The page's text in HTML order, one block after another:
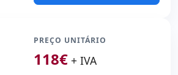
PREÇO UNITÁRIO
118€ + IVA